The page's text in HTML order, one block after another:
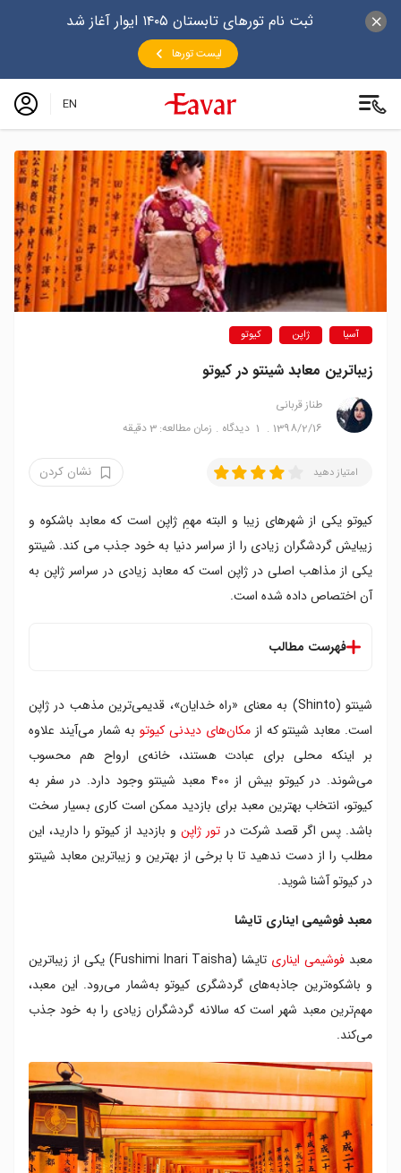
ثبت نام تورهای تابستان ۱۴۰۵ ایوار آغاز شد
لیست تورها
EN
آسیا ژاپن کیوتو
زیباترین معابد شینتو در کیوتو
طناز قربانی
1398/2/16
1 دیدگاه زمان مطالعه: 3 دقیقه
امتیاز دهید نشان کردن
کیوتو یکی از شهرهای زیبا و البته مهمِ ژاپن است که معابد باشکوه و
زیبایش گردشگران زیادی را از سراسر دنیا به خود جذب می کند. شینتو
یکی از مذاهب اصلی در ژاپن است که معابد زیادی در سراسر ژاپن به
آن اختصاص داده شده است.
فهرست مطالب
معبد هیان جینگو
معبد یاساکا جینجا
معبد شیموگامو جینجا
معبد کیفونه جینجا
معبد کامیگامو جینجا
شینتو (Shinto) به معنای «راه خدایان»، قدیمی‌ترین مذهب در ژاپن
است. معابد شینتو که ازمکان‌های دیدنی کیوتوبه شمار می‌آیند علاوه‌
بر اینکه محلی برای عبادت هستند، خانه‌ی ارواح هم محسوب
می‌شوند. در کیوتو بیش از ۴۰۰ معبد شینتو وجود دارد. در سفر به
کیوتو، انتخاب بهترین معبد برای بازدید ممکن است کاری بسیار سخت
باشد. پس اگر قصد شرکت در تور ژاپن و بازدید از کیوتو را دارید، این
مطلب را از دست ندهید تا با برخی از بهترین و زیباترین معابد شینتو
در کیوتو آشنا شوید.
معبد فوشیمی ایناری تایشا
معبد فوشیمی ایناری
تایشا (Fushimi Inari Taisha) یکی از زیباترین
و باشکوه‌ترین جاذبه‌های گردشگری کیوتو به‌شمار می‌رود. این معبد،
مهم‌ترین معبد شهر است که سالانه گردشگران زیادی را به خود جذب
می‌کند.